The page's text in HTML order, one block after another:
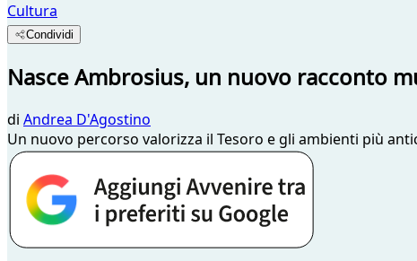
Cultura
Condividi
Nasce Ambrosius, un nuovo racconto
di Andrea D'Agostino
Un nuovo percorso valorizza il Tesoro e gli ambienti più